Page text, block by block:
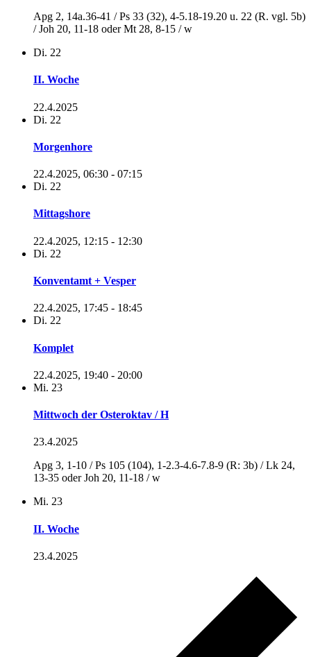
Apg 2, 14a.36-41 / Ps 33 (32), 4-5.18-19.20 u. 22 (R. vgl. 5b)
/ Joh 20, 11-18 oder Mt 28, 8-15 / w
Di. 22
II. Woche
22.4.2025
Di. 22
Morgenhore
22.4.2025, 06:30 - 07:15
Di. 22
Mittagshore
22.4.2025, 12:15 - 12:30
Di. 22
Konventamt + Vesper
22.4.2025, 17:45 - 18:45
Di. 22
Komplet
22.4.2025, 19:40 - 20:00
Mi. 23
Mittwoch der Osteroktav / H
23.4.2025
Apg 3, 1-10 / Ps 105 (104), 1-2.3-4.6-7.8-9 (R: 3b) / Lk 24,
13-35 oder Joh 20, 11-18 / w
Mi. 23
II. Woche
23.4.2025